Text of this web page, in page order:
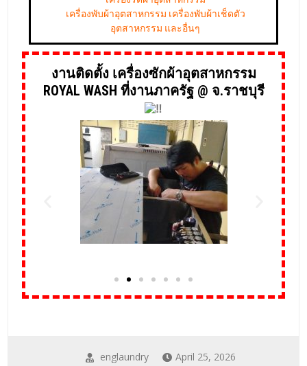
อุตสาหกรรม และอื่นๆ
งานติดตั้ง เครื่องซักผ้าอุตสาหกรรม
ROYAL WASH ที่งานภาครัฐ @ จ.ราชบุรี
englaundry April 25, 2026
BLUE WHALE ,PRC ,ROYAL WASH,SIMPLE CLEAN